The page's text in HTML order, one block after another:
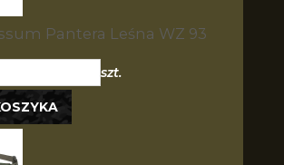
Pantera Leśna WZ 93
szt.